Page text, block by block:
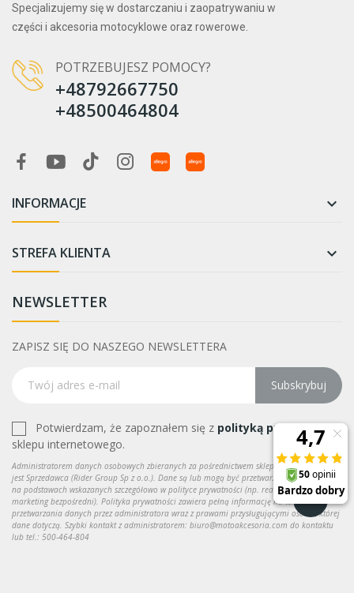
Specjalizujemy się w dostarczaniu i zaopatrywaniu w
części i akcesoria motocyklowe oraz rowerowe.
POTRZEBUJESZ POMOCY?
+48792667750
+48500464804
INFORMACJE 
STREFA KLIENTA 
NEWSLETTER
ZAPISZ SIĘ DO NASZEGO NEWSLETTERA
Subskrybuj
Potwierdzam, że zapoznałem się z polityką prywatności
sklepu internetowego.
Administratorem danych osobowych zbieranych za pośrednictwem sklepu internetowego
jest Sprzedawca (Rider Group Sp z o.o.). Dane są lub mogą być przetwarzane w celach oraz
na podstawach wskazanych szczegółowo w polityce prywatności (np. realizacja umowy,
marketing bezpośredni). Polityka prywatności zawiera pełną informację na temat
przetwarzania danych przez administratora wraz z prawami przysługującymi osobie, której
dane dotyczą. Szybki kontakt z administratorem: biuro@motoakcesoria.com do kontaktu
lub tel.: 500-464-804